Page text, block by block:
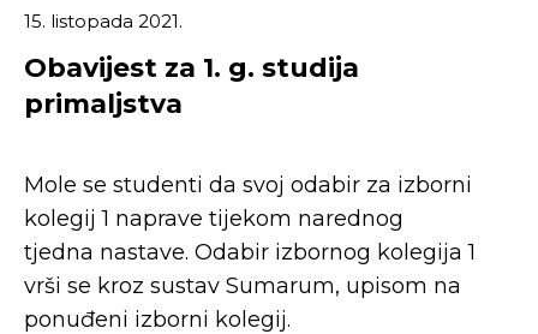
15. listopada 2021.
Obavijest za 1. g. studija
primaljstva
Mole se studenti da svoj odabir za izborni
kolegij 1 naprave tijekom narednog
tjedna nastave. Odabir izbornog kolegija 1
vrši se kroz sustav Sumarum, upisom na
ponuđeni izborni kolegij.